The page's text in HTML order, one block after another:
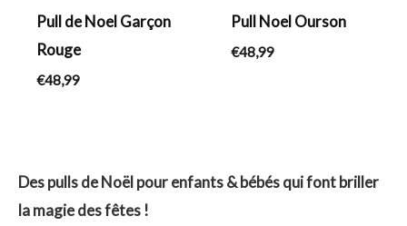
Pull de Noel Garçon
Rouge
€48,99
Pull Noel Ourson
€48,99
Des pulls de Noël pour enfants & bébés qui font briller
la magie des fêtes !